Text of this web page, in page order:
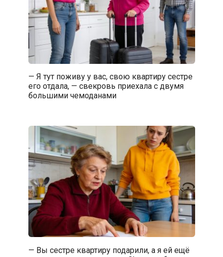
— Я тут поживу у вас, свою квартиру сестре
его отдала, — свекровь приехала с двумя
большими чемоданами
— Вы сестре квартиру подарили, а я ей ещё